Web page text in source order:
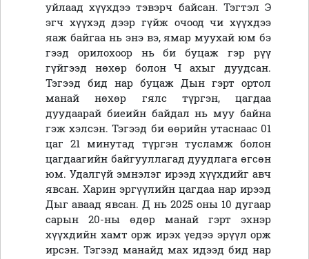
уйлаад хүүхдээ тэвэрч байсан. Тэгтэл Э
эгч хүүхэд дээр гүйж очоод чи хүүхдээ
яаж байгаа нь энэ вэ, ямар муухай юм бэ
гээд орилохоор нь би буцаж гэр рүү
гүйгээд нөхөр болон Ч ахыг дуудсан.
Тэгээд бид нар буцаж Дын гэрт ортол
манай нөхөр гялс түргэн, цагдаа
дуудаарай биеийн байдал нь муу байна
гэж хэлсэн. Тэгээд би өөрийн утаснаас 01
цаг 21 минутад түргэн тусламж болон
цагдаагийн байгууллагад дуудлага өгсөн
юм. Удалгүй эмнэлэг ирээд хүүхдийг авч
явсан. Харин эргүүлийн цагдаа нар ирээд
Дыг аваад явсан. Д нь 2025 оны 10 дугаар
сарын 20-ны өдөр манай гэрт эхнэр
хүүхдийн хамт орж ирэх үедээ эрүүл орж
ирсэн. Тэгээд манайд мах идээд бид нар